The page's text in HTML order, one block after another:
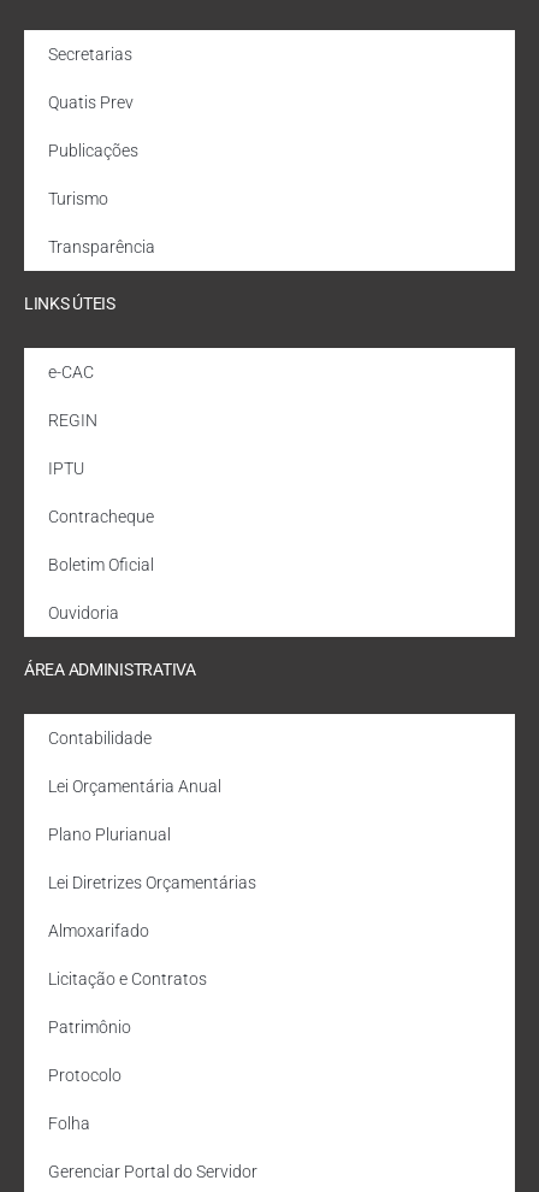
Secretarias
Quatis Prev
Publicações
Turismo
Transparência
LINKS ÚTEIS
e-CAC
REGIN
IPTU
Contracheque
Boletim Oficial
Ouvidoria
ÁREA ADMINISTRATIVA
Contabilidade
Lei Orçamentária Anual
Plano Plurianual
Lei Diretrizes Orçamentárias
Almoxarifado
Licitação e Contratos
Patrimônio
Protocolo
Folha
Gerenciar Portal do Servidor